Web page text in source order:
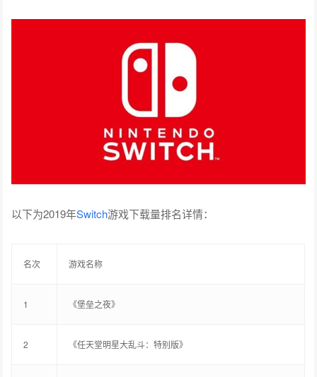
以下为2019年Switch游戏下载量排名详情：
名次 游戏名称
1 《堡垒之夜》
2 《任天堂明星大乱斗：特别版》